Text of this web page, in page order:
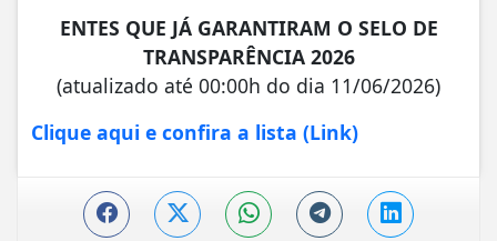
ENTES QUE JÁ GARANTIRAM O SELO DE
TRANSPARÊNCIA 2026
(atualizado até 00:00h do dia 11/06/2026)
Clique aqui e confira a lista (Link)